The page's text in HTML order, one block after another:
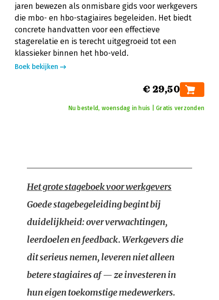
jaren bewezen als onmisbare gids voor werkgevers
die mbo- en hbo-stagiaires begeleiden. Het biedt
concrete handvatten voor een effectieve
stagerelatie en is terecht uitgegroeid tot een
klassieker binnen het hbo-veld.
Boek bekijken
€ 29,50
Nu besteld, woensdag in huis | Gratis verzonden
Het grote stageboek voor werkgevers
Goede stagebegeleiding begint bij
duidelijkheid: over verwachtingen,
leerdoelen en feedback. Werkgevers die
dit serieus nemen, leveren niet alleen
betere stagiaires af — ze investeren in
hun eigen toekomstige medewerkers.